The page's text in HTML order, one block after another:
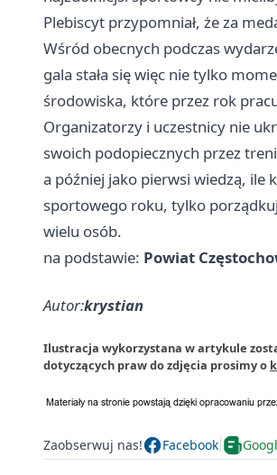
Plebiscyt przypomniał, że za
Wśród obecnych podczas
gala stała się więc nie tylko
środowiska, które przez rok
Organizatorzy i uczestnicy nie
swoich podopiecznych przez
a później jako pierwsi wiedzą, ile
sportowego roku, tylko
wielu osób.
na podstawie: Powiat
Autor:krystian
Ilustracja wykorzystana w artykule
dotyczących praw do zdjęcia prosimy o
Zaobserwuj nas! Facebook